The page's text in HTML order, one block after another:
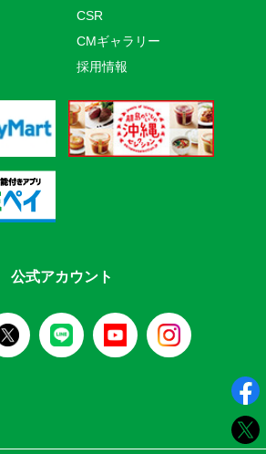
CSR
CMギャラリー
採用情報
公式アカウント